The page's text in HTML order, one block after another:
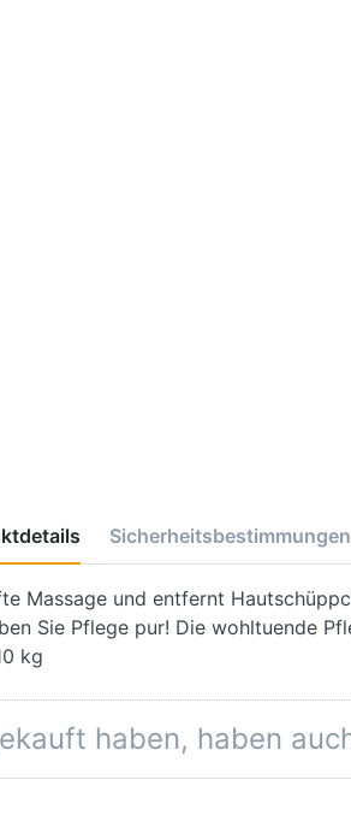
Sicherheitsbestimmungen
Massage und entfernt
Sie Pflege pur! Die wohltuende
kg
haben, haben